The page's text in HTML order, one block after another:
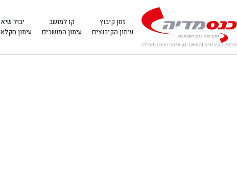
זמן קיבוץ
עיתון הקיבוצים
קו למושב
עיתון המושבים
יבול שיא
עיתון